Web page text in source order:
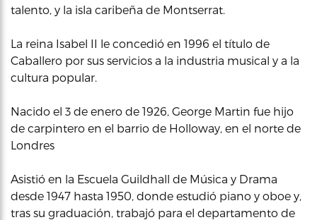
talento, y la isla caribeña de Montserrat.
La reina Isabel II le concedió en 1996 el título de
Caballero por sus servicios a la industria musical y a la
cultura popular.
Nacido el 3 de enero de 1926, George Martin fue hijo
de carpintero en el barrio de Holloway, en el norte de
Londres
Asistió en la Escuela Guildhall de Música y Drama
desde 1947 hasta 1950, donde estudió piano y oboe y,
tras su graduación, trabajó para el departamento de